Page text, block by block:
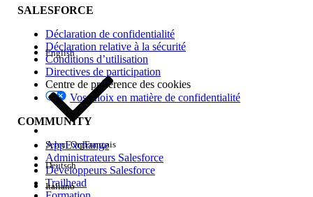
Impact des fonctionnalités
Edition
Expérience
SALESFORCE
Déclaration de confidentialité
Déclaration relative à la sécurité
Conditions d’utilisation
Directives de participation
Centre de préférence des cookies
Vos choix en matière de confidentialité
COMMUNITY
AppExchange
Administrateurs Salesforce
Développeurs Salesforce
Trailhead
English
Select OrgFrançais
Deutsch
Italiano